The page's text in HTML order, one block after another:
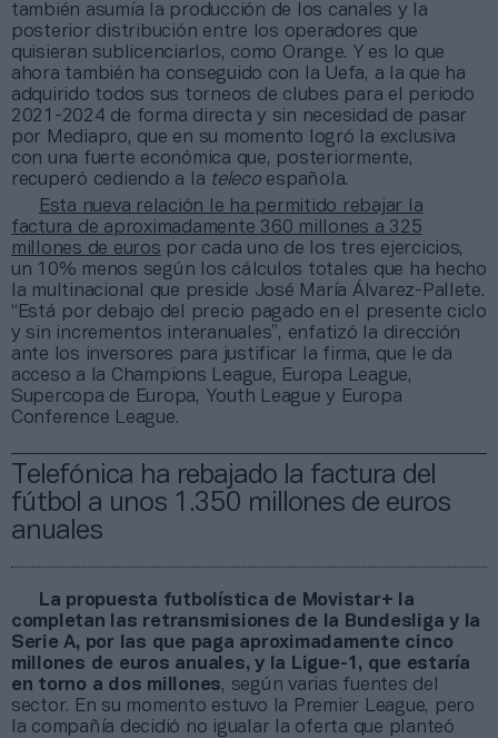
también asumía la producción de los canales y la
posterior distribución entre los operadores que
quisieran sublicenciarlos, como Orange. Y es lo que
ahora también ha conseguido con la Uefa, a la que ha
adquirido todos sus torneos de clubes para el periodo
2021-2024 de forma directa y sin necesidad de pasar
por Mediapro, que en su momento logró la exclusiva
con una fuerte económica que, posteriormente,
recuperó cediendo a la telecoespañola.
Esta nueva relación le ha permitido rebajar la
factura de aproximadamente 360 millones a 325
millones de euros por cada uno de los tres ejercicios,
un 10% menos según los cálculos totales que ha hecho
la multinacional que preside José María Álvarez-Pallete.
“Está por debajo del precio pagado en el presente ciclo
y sin incrementos interanuales”, enfatizó la dirección
ante los inversores para justificar la firma, que le da
acceso a la Champions League, Europa League,
Supercopa de Europa, Youth League y Europa
Conference League.
Telefónica ha rebajado la factura del
fútbol a unos 1.350 millones de euros
anuales
La propuesta futbolística de Movistar+ la
completan las retransmisiones de la Bundesliga y la
Serie A, por las que paga aproximadamente cinco
millones de euros anuales, y la Ligue-1, que estaría
en torno a dos millones, según varias fuentes del
sector. En su momento estuvo la Premier League, pero
la compañía decidió no igualar la oferta que planteó